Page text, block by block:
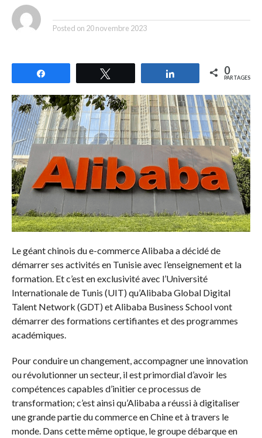
Posted on 20 novembre 2023
Partagez 0
PARTAGES
Le géant chinois du e-commerce Alibaba a décidé de
démarrer ses activités en Tunisie avec l’enseignement et la
formation. Et c’est en exclusivité avec l’Université
Internationale de Tunis (UIT) qu’Alibaba Global Digital
Talent Network (GDT) et Alibaba Business School vont
démarrer des formations certifiantes et des programmes
académiques.
Pour conduire un changement, accompagner une innovation
ou révolutionner un secteur, il est primordial d’avoir les
compétences capables d’initier ce processus de
transformation; c’est ainsi qu’Alibaba a réussi à digitaliser
une grande partie du commerce en Chine et à travers le
monde. Dans cette même optique, le groupe débarque en